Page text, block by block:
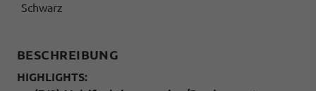
Schwarz
BESCHREIBUNG
HIGHLIGHTS: